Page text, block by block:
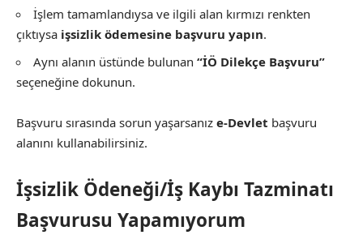
İşlem tamamlandıysa ve ilgili alan kırmızı renkten
çıktıysa işsizlik ödemesine başvuru yapın.
Aynı alanın üstünde bulunan “İÖ Dilekçe Başvuru”
seçeneğine dokunun.
Başvuru sırasında sorun yaşarsanız e-Devlet başvuru
alanını kullanabilirsiniz.
İşsizlik Ödeneği/İş Kaybı Tazminatı
Başvurusu Yapamıyorum